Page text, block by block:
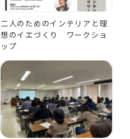
二人のためのインテリアと理
想のイエづくり ワークショ
ップ